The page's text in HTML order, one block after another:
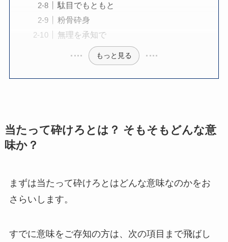
駄目でもともと
粉骨砕身
無理を承知で
もっと見る
当たって砕けろとは？ そもそもどんな意
味か？
まずは当たって砕けろとはどんな意味なのかをお
さらいします。
すでに意味をご存知の方は、次の項目まで飛ばし